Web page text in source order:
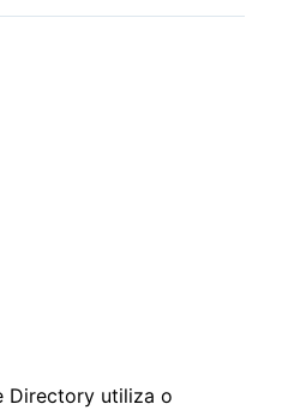
Directory utiliza o